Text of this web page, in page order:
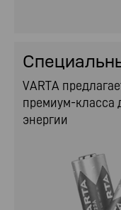
VARTA
премиум-класса
энергии